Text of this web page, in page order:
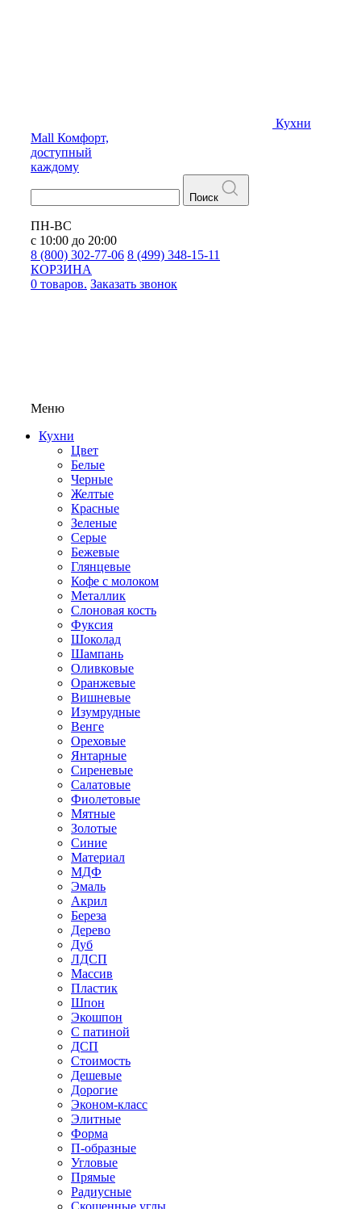
Кухни
Mall Комфорт,
доступный
каждому
Поиск
ПН-ВС
с 10:00 до 20:00
8 (800) 302-77-06 8 (499) 348-15-11
КОРЗИНА
0 товаров. Заказать звонок
Меню
Кухни
Цвет
Белые
Черные
Желтые
Красные
Зеленые
Серые
Бежевые
Глянцевые
Кофе с молоком
Металлик
Слоновая кость
Фуксия
Шоколад
Шампань
Оливковые
Оранжевые
Вишневые
Изумрудные
Венге
Ореховые
Янтарные
Сиреневые
Салатовые
Фиолетовые
Мятные
Золотые
Синие
Материал
МДФ
Эмаль
Акрил
Береза
Дерево
Дуб
ЛДСП
Массив
Пластик
Шпон
Экошпон
С патиной
ДСП
Стоимость
Дешевые
Дорогие
Эконом-класс
Элитные
Форма
П-образные
Угловые
Прямые
Радиусные
Скошенные углы